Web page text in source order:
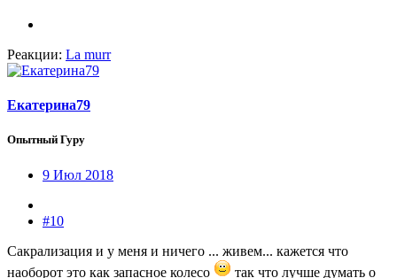
Реакции: La murr
Екатерина79
Опытный Гуру
9 Июл 2018
#10
Сакрализация и у меня и ничего ... живем... кажется что
наоборот это как запасное колесо
так что лучше думать о